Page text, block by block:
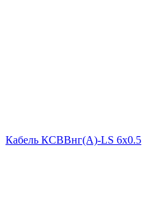
Кабель КСВВнг(A)-LS 6x0.5